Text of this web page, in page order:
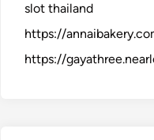
slot thailand
https://
https://